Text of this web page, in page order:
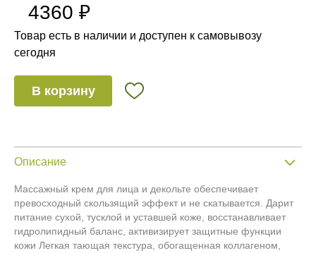
4360 ₽
Товар есть в наличии и доступен к самовывозу
сегодня
В корзину
Описание
Массажный крем для лица и декольте обеспечивает
превосходный скользящий эффект и не скатывается. Дарит
питание сухой, тусклой и уставшей коже, восстанавливает
гидролипидный баланс, активизирует защитные функции
кожи Легкая тающая текстура, обогащенная коллагеном,